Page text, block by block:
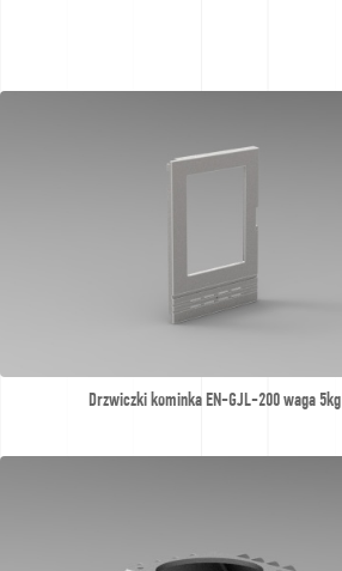
love
Contact
Demande
Drzwiczki kominka EN-GJL-200 waga 5kg